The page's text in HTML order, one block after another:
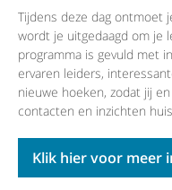
Tijdens deze dag ontmoet
wordt je uitgedaagd om je
programma is gevuld met
ervaren leiders,
nieuwe hoeken, zodat jij
contacten en inzichten
Klik hier voor meer